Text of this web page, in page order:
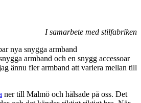
I samarbete med stilfabriken
nya snygga armband
armband och en snygg accessoar
ännu fler armband att variera mellan till
ner till Malmö och hälsade på oss. Det